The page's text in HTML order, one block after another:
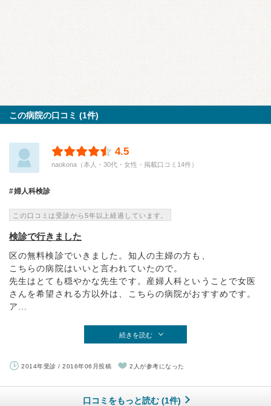
この病院の口コミ (1件)
4.5
naokona（本人・30代・女性・掲載口コミ14件）
婦人科検診
この口コミは受診から5年以上経過しています。
検診で行きました
区の無料検診でいきました。知人の主婦の方も、
こちらの病院はいいと言われていたので。
先生はとても穏やかな先生です。産婦人科ということで女医
さんを希望される方以外は、こちらの病院がおすすめです。
ア...
続きを読む
2014年受診 / 2016年06月投稿 2人が参考になった
口コミをもっと読む (1件)